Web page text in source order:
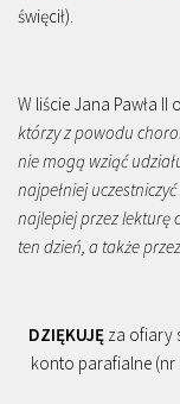
święcił).
W liście Jana Pawła II
którzy z powodu
nie mogą wziąć
najpełniej
najlepiej przez lekturę
ten dzień, a także
DZIĘKUJĘ za ofiary
konto parafialne (nr